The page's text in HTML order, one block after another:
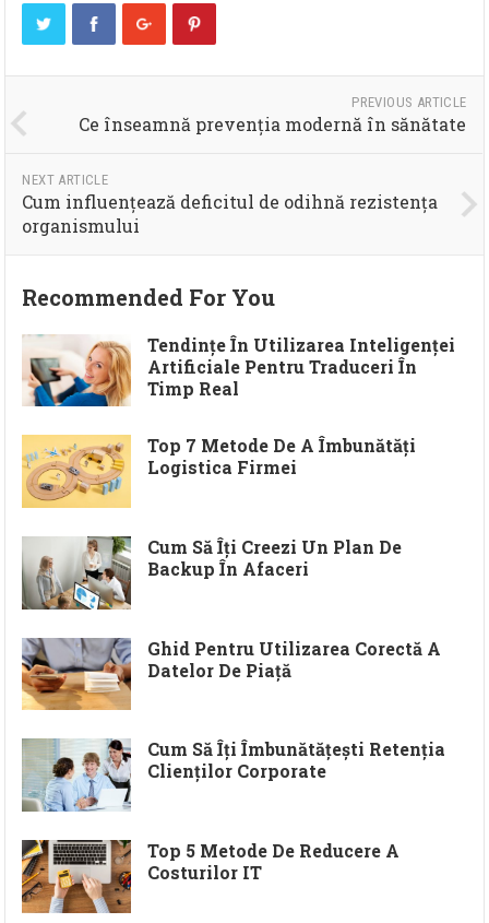
PREVIOUS ARTICLE
Ce înseamnă prevenția modernă în sănătate
NEXT ARTICLE
Cum influențează deficitul de odihnă rezistența
organismului
Recommended For You
Tendințe În Utilizarea Inteligenței
Artificiale Pentru Traduceri În
Timp Real
Top 7 Metode De A Îmbunătăți
Logistica Firmei
Cum Să Îți Creezi Un Plan De
Backup În Afaceri
Ghid Pentru Utilizarea Corectă A
Datelor De Piață
Cum Să Îți Îmbunătățești Retenția
Clienților Corporate
Top 5 Metode De Reducere A
Costurilor IT